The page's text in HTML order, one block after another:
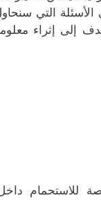
التي
إلى إثراء
داخل